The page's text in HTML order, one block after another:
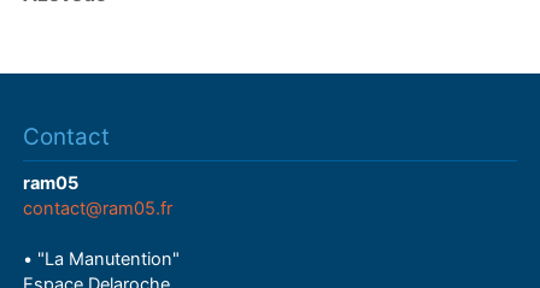
Contact
ram05
contact@ram05.fr
• "La Manutention"